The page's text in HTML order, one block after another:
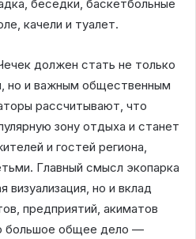
беседки, баскетбольные
качели и туалет.
должен стать не только
но и важным общественным
рассчитывают, что
зону отдыха и станет
и гостей региона,
Главный смысл экопарка
но и вклад
предприятий, акиматов
большое общее дело —